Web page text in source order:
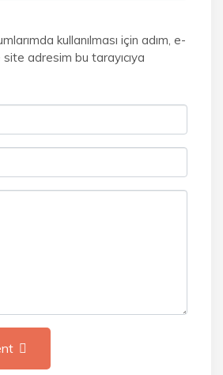
kullanılması için adım, e-
adresim bu tarayıcıya